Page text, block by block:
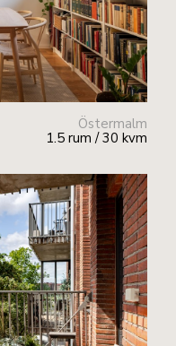
Östermalm
1.5 rum / 30 kvm